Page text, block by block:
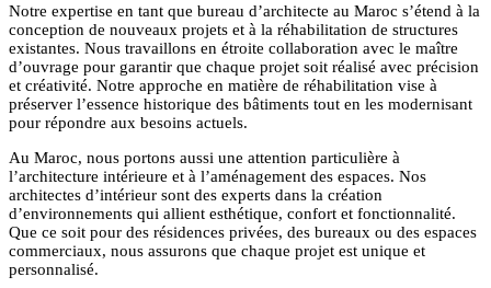
Notre expertise en tant que bureau d’architecte au Maroc s’étend à la
conception de nouveaux projets et à la réhabilitation de structures
existantes. Nous travaillons en étroite collaboration avec le maître
d’ouvrage pour garantir que chaque projet soit réalisé avec précision
et créativité. Notre approche en matière de réhabilitation vise à
préserver l’essence historique des bâtiments tout en les modernisant
pour répondre aux besoins actuels.
Au Maroc, nous portons aussi une attention particulière à
l’architecture intérieure et à l’aménagement des espaces. Nos
architectes d’intérieur sont des experts dans la création
d’environnements qui allient esthétique, confort et fonctionnalité.
Que ce soit pour des résidences privées, des bureaux ou des espaces
commerciaux, nous assurons que chaque projet est unique et
personnalisé.